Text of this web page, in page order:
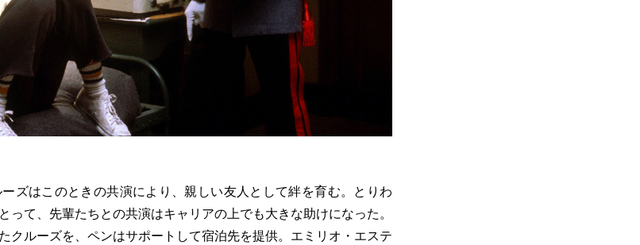
ズはこのときの共演により、親しい友人として絆を育む。とりわ
って、先輩たちとの共演はキャリアの上でも大きな助けになった。
クルーズを、ペンはサポートして宿泊先を提供。エミリオ・エステ